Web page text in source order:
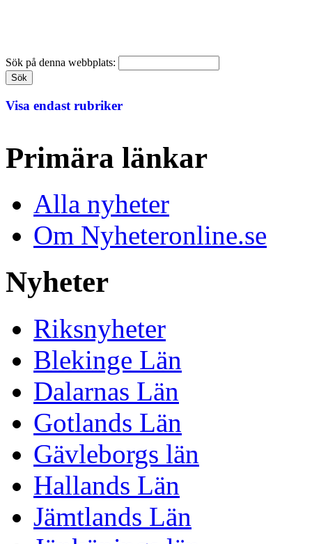
Sök på denna webbplats:
Visa endast rubriker
Primära länkar
Alla nyheter
Om Nyheteronline.se
Nyheter
Riksnyheter
Blekinge Län
Dalarnas Län
Gotlands Län
Gävleborgs län
Hallands Län
Jämtlands Län